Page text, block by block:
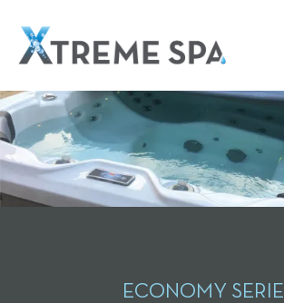
ECONOMY SERIE